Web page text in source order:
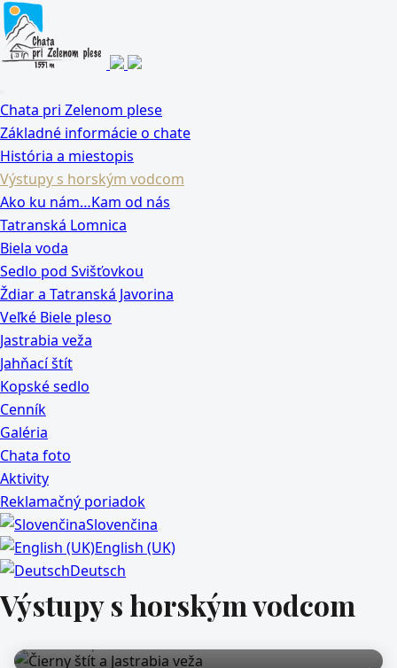
Chata pri Zelenom plese
Základné informácie o chate
História a miestopis
Výstupy s horským vodcom
Ako ku nám…Kam od nás
Tatranská Lomnica
Biela voda
Sedlo pod Svišťovkou
Ždiar a Tatranská Javorina
Veľké Biele pleso
Jastrabia veža
Jahňací štít
Kopské sedlo
Cenník
Galéria
Chata foto
Aktivity
Reklamačný poriadok
Slovenčina
English (UK)
Deutsch
Výstupy s horským vodcom
Výstupy s horským vodcom
Výber lezeckých a horolezeckých trás z Chaty pri